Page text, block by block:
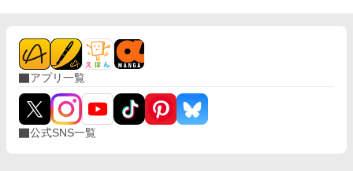
アプリ一覧
公式SNS一覧